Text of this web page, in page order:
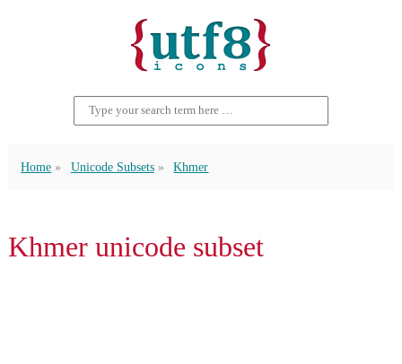
Home Unicode Subsets Khmer
Khmer unicode subset